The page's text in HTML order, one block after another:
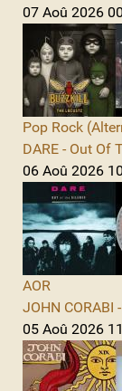
07 Aoû 2026
Pop Rock
DARE - Out Of
06 Aoû 2026
AOR
JOHN CORABI
05 Aoû 2026